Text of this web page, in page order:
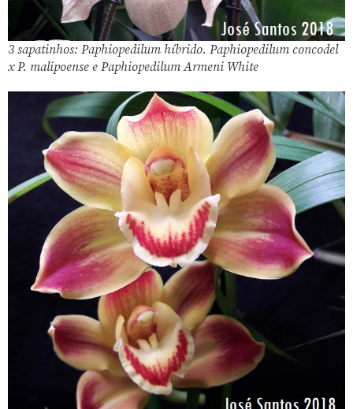
3 sapatinhos: Paphiopedilum híbrido. Paphiopedilum concodel
x P. malipoense e Paphiopedilum Armeni White